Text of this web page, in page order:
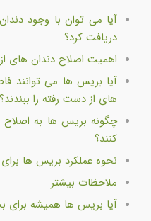
آیا می توان با وجود
دریافت کرد؟
اهمیت اصلاح دندان های
آیا بریس ها می توانند
های از دست رفته را ببندند؟
چگونه بریس ها به
کنند؟
نحوه عملکرد بریس ها
ملاحظات بیشتر
آیا بریس ها همیشه